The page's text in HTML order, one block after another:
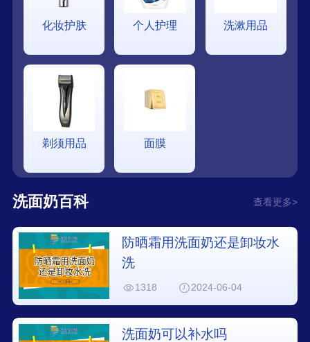
化妆护肤 个人护理 洗漱用品
剃须用品 面膜
洗面奶百科 查看更多>
防晒霜用洗面奶还是卸妆水
洗
1318 2024-06-04
洗面奶可以补水吗